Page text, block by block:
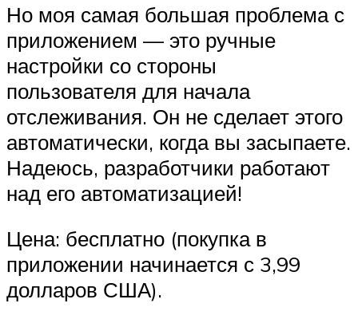
Но моя самая большая проблема с
приложением — это ручные
настройки со стороны
пользователя для начала
отслеживания. Он не сделает этого
автоматически, когда вы засыпаете.
Надеюсь, разработчики работают
над его автоматизацией!
Цена: бесплатно (покупка в
приложении начинается с 3,99
долларов США).